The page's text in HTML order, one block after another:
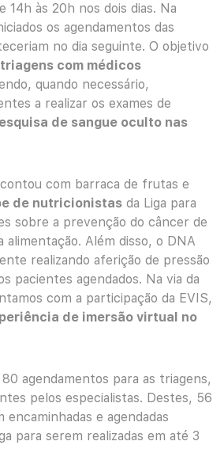
14h às 20h nos dois dias. Na
os agendamentos das
no dia seguinte. O objetivo
triagens com médicos
quando necessário,
a realizar os exames de
de sangue oculto nas
com barraca de frutas e
de nutricionistas da Liga para
sobre a prevenção do câncer de
Além disso, o DNA
realizando aferição de pressão
pacientes agendados. Na via da
com a participação da EVIS,
de imersão virtual no
agendamentos para as triagens,
pelos especialistas. Destes, 56
e agendadas
para serem realizadas em até 3